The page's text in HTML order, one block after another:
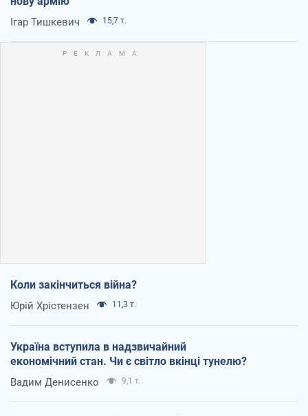
Ігар Тишкевич 15,7 т.
Коли закінчиться війна?
Юрій Хрістензен 11,3 т.
Україна вступила в надзвичайний
економічний стан. Чи є світло вкінці тунелю?
Вадим Денисенко 9,1 т.